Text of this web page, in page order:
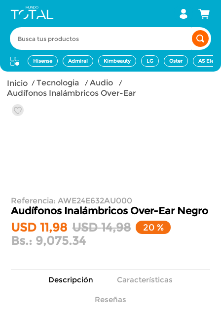
Busca tus productos
Hisense Admiral Kimbeauty LG Oster AS
tecnologia
audio
Audífonos Inalámbricos Over-Ear
Referencia:AWE24E632AU000
Audífonos Inalámbricos Over-Ear Negro
USD 11,98 USD 14,98 20 %
Bs.: 9,075.34
Descripción Características
Reseñas